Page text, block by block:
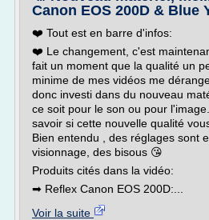
Canon EOS 200D & Blue
❤️ Tout est en barre d'infos:
❤️ Le changement, c'est
fait un moment que la qualité un
minime de mes vidéos me
donc investi dans du nouveau
ce soit pour le son ou pour
savoir si cette nouvelle qualité
Bien entendu , des réglages sont
visionnage, des bisous 😘
Produits cités dans la vidéo:
➡ Reflex Canon EOS 200D:...
Voir la suite